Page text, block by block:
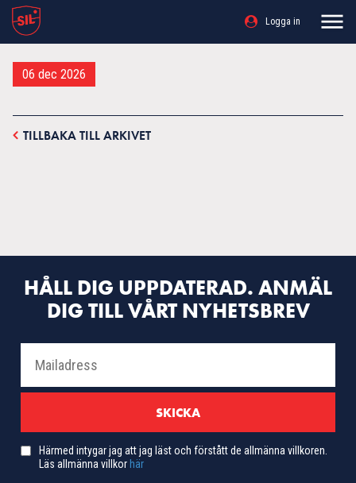
Logga in
06 dec 2026
TILLBAKA TILL ARKIVET
HÅLL DIG UPPDATERAD. ANMÄL
DIG TILL VÅRT NYHETSBREV
Härmed intygar jag att jag läst och förstått de allmänna villkoren.
Läs allmänna villkor här